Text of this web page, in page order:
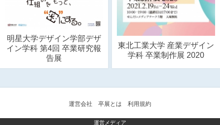
明星大学デザイン学部デザ
イン学科 第4回 卒業研究報
告展
東北工業大学 産業デザイン
学科 卒業制作展 2020
運営会社 卒展とは 利用規約
運営メディア